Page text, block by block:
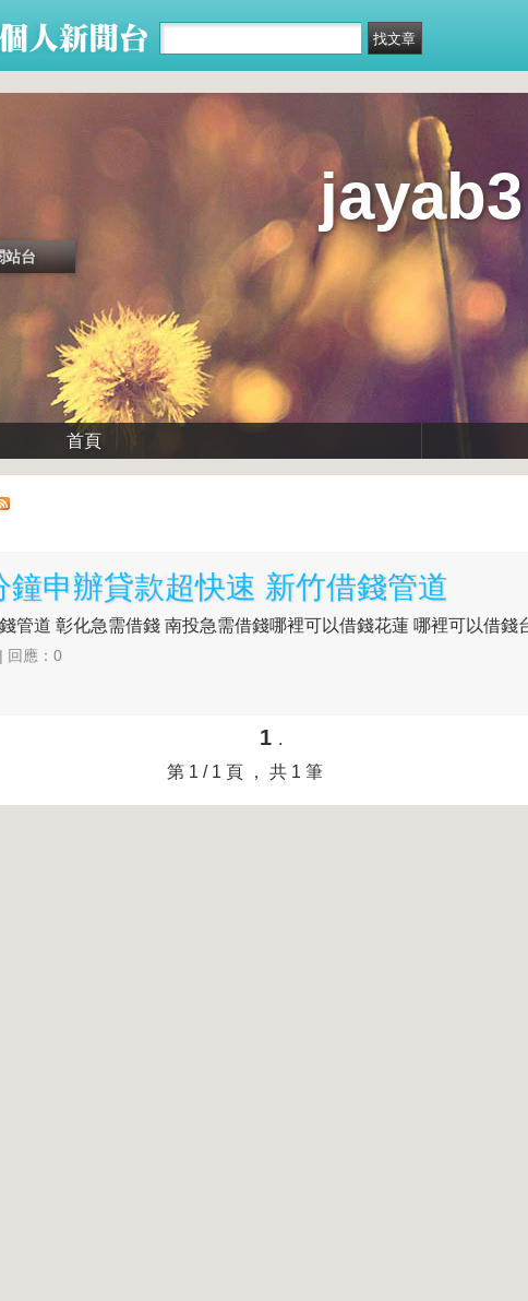
jayab3
站台
首頁
申辦貸款超快速 新竹借錢管道
管道 彰化急需借錢 南投急需借錢哪裡可以借錢花蓮 哪裡可以借錢
回應：0
1 .
第 1 / 1 頁 ， 共 1 筆